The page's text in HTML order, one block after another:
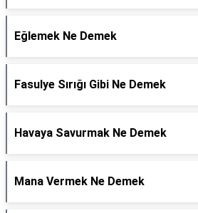
Eğlemek Ne Demek
Fasulye Sırığı Gibi Ne Demek
Havaya Savurmak Ne Demek
Mana Vermek Ne Demek